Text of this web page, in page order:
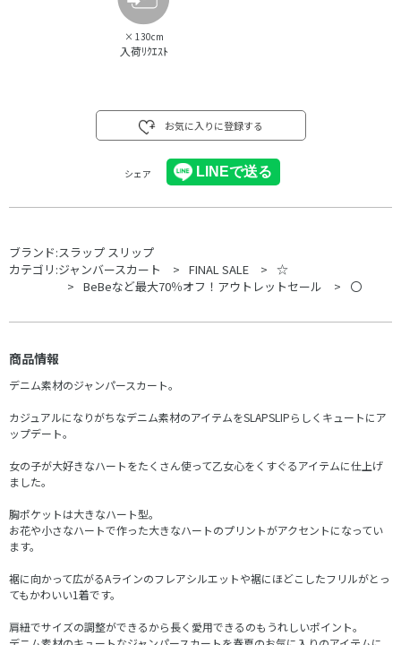
× 130cm
入荷ﾘｸｴｽﾄ
お気に入りに登録する
シェア
ブランド:スラップ スリップ
カテゴリ:ジャンバースカート FINAL SALE
☆
BeBeなど最大70％オフ！アウトレットセール
〇
商品情報
デニム素材のジャンパースカート。
カジュアルになりがちなデニム素材のアイテムをSLAPSLIPらしくキュートにア
ップデート。
女の子が大好きなハートをたくさん使って乙女心をくすぐるアイテムに仕上げ
ました。
胸ポケットは大きなハート型。
お花や小さなハートで作った大きなハートのプリントがアクセントになってい
ます。
裾に向かって広がるAラインのフレアシルエットや裾にほどこしたフリルがとっ
てもかわいい1着です。
肩紐でサイズの調整ができるから長く愛用できるのもうれしいポイント。